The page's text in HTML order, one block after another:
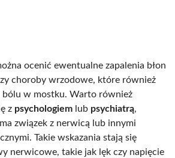
ocenić ewentualne zapalenia błon
choroby wrzodowe, które również
bólu w mostku. Warto również
z psychologiem lub psychiatrą,
związek z nerwicą lub innymi
Takie wskazania stają się
nerwicowe, takie jak lęk czy napięcie